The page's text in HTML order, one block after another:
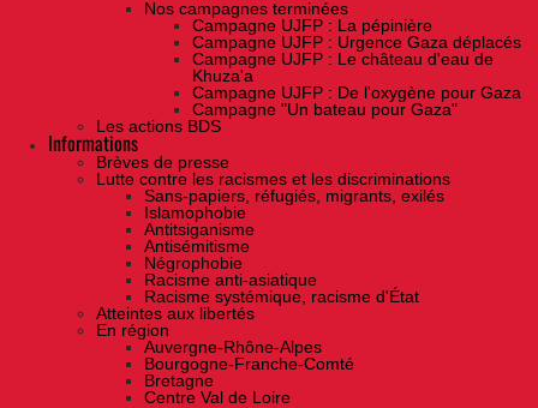
Nos campagnes terminées
Campagne UJFP : La pépinière
Campagne UJFP : Urgence Gaza déplacés
Campagne UJFP : Le château d'eau de
Khuza'a
Campagne UJFP : De l'oxygène pour Gaza
Campagne "Un bateau pour Gaza"
Les actions BDS
Informations
Brèves de presse
Lutte contre les racismes et les discriminations
Sans-papiers, réfugiés, migrants, exilés
Islamophobie
Antitsiganisme
Antisémitisme
Négrophobie
Racisme anti-asiatique
Racisme systémique, racisme d'État
Atteintes aux libertés
En région
Auvergne-Rhône-Alpes
Bourgogne-Franche-Comté
Bretagne
Centre Val de Loire